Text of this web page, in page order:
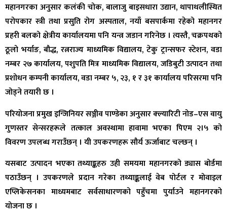
महानगरका अनुसार कलंकी चोक, बालाजु बाइसधारा उद्यान, थापाथलीस्थित
परोपकार स्त्री तथा प्रसुति रोग अस्पताल, नयाँ बसपार्कमा रहेको महानगर
प्रहरी बलको क्षेत्रीय कार्यालयमा पनि यन्त्र जडान गरिनेछ । त्यस्तै, चक्रपथको
ठूलो भर्याङ, बौद्ध, रत्नराज्य माध्यमिक विद्यालय, टेकु ट्रान्सफर स्टेशन, वडा
नम्बर २७ कार्यालय, पशुपति मित्र माध्यमिक विद्यालय, जडिबुटी उत्पादन तथा
प्रशोधन कम्पनी कार्यालय, वडा नम्बर ५, २३, १ र ३१ कार्यालय परिसरमा पनि
जोड्ने तयारी छ ।
परियोजना प्रमुख इन्जिनियर सञ्जीव पाण्डेका अनुसार क्ल्यारिटी नोड–एस वायु
गुणस्तर सेन्सरहरूले तत्काल अवस्थामा हावामा भएका पिएम २।५ को
विवरण उपलब्ध गराउँछन् । यी उपकरणहरू सौर्य ऊर्जाबाट चल्छन् ।
यसबाट उत्पादन भएका तथ्याङ्कहरु उही समयमा महानगरको ड्यास बोर्डमा
पठाउँछन् । उपकरणले प्रदान गरेका तथ्याङ्कलाई वेब पोर्टल र मोवाइल
एप्लिकेसनका माध्यमबाट सर्वसाधारणको पहुँचमा पुर्याउने महानगरको
योजना छ ।